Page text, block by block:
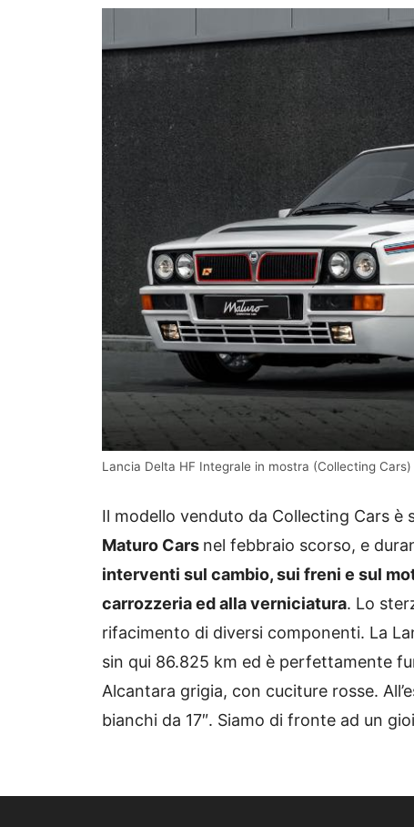
Lancia Delta HF Integrale in mostra (Collecting Cars)
Il modello venduto da Collecting Cars
Maturo Cars nel febbraio scorso, e
interventi sul cambio, sui freni e sul
carrozzeria ed alla verniciatura. Lo
rifacimento di diversi componenti. La
sin qui 86.825 km ed è perfettamente
Alcantara grigia, con cuciture rosse.
bianchi da 17″. Siamo di fronte ad un